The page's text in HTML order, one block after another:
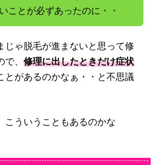
ことが必ずあったのに・・
じゃ脱毛が進まないと思って修
、 修理に出したときだけ症状
とがあるのかなぁ・・と不思議
こういうこともあるのかな